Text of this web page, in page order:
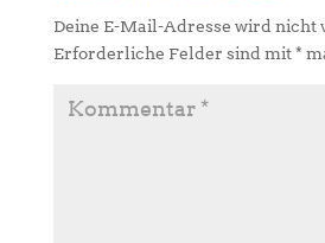
Deine E-Mail-Adresse wird nicht
Erforderliche Felder sind mit*